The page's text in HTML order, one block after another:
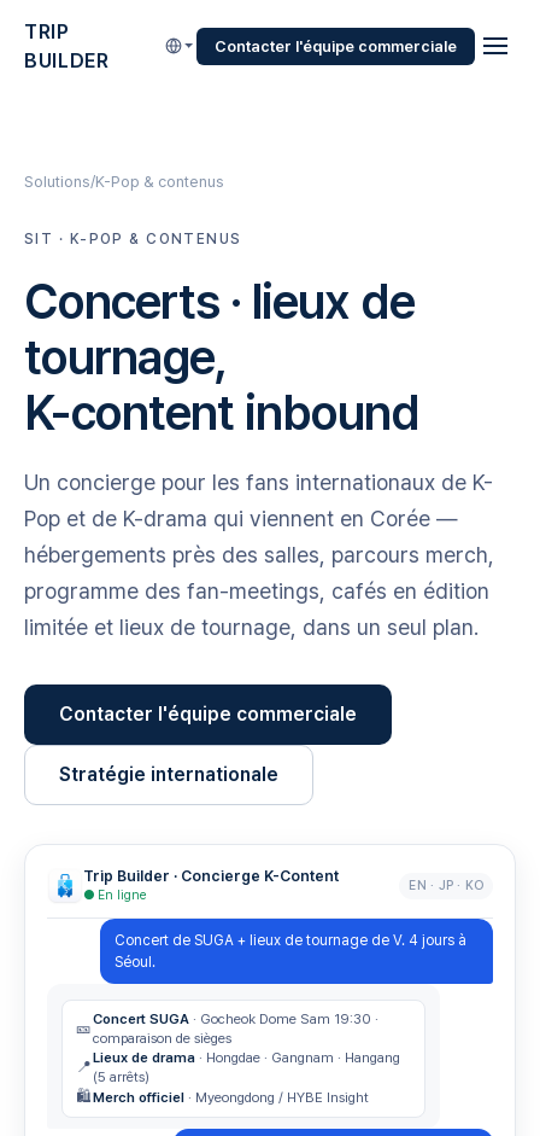
TRIP
BUILDER
Contacter l'équipe commerciale
Solutions K-Pop & contenus
SIT · K-POP & CONTENUS
Concerts · lieux de
tournage,
K-content inbound
Un concierge pour les fans internationaux de K-
Pop et de K-drama qui viennent en Corée —
hébergements près des salles, parcours merch,
programme des fan-meetings, cafés en édition
limitée et lieux de tournage, dans un seul plan.
Contacter l'équipe commerciale
Stratégie internationale
Trip Builder · Concierge K-Content
● En ligne
EN · JP · KO
Concert de SUGA + lieux de tournage de V. 4 jours à
Séoul.
🎫Concert SUGA · Gocheok Dome Sam 19:30 ·
comparaison de sièges
📍Lieux de drama · Hongdae · Gangnam · Hangang
(5 arrêts)
🛍️Merch officiel · Myeongdong / HYBE Insight